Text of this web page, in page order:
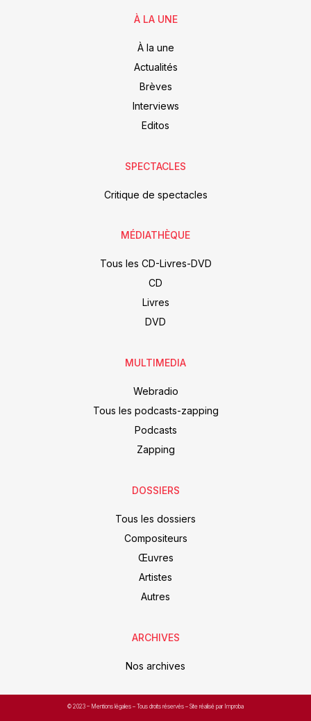
À LA UNE
À la une
Actualités
Brèves
Interviews
Editos
SPECTACLES
Critique de spectacles
MÉDIATHÈQUE
Tous les CD-Livres-DVD
CD
Livres
DVD
MULTIMEDIA
Webradio
Tous les podcasts-zapping
Podcasts
Zapping
DOSSIERS
Tous les dossiers
Compositeurs
Œuvres
Artistes
Autres
ARCHIVES
Nos archives
© 2023 – Mentions légales – Tous droits réservés – Site réalisé par Improba